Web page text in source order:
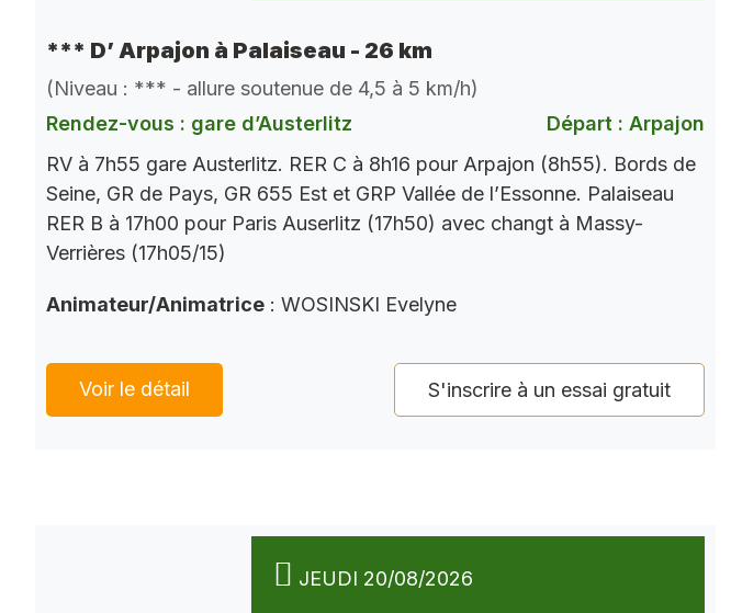
*** D’ Arpajon à Palaiseau - 26 km
(Niveau : *** - allure soutenue de 4,5 à 5 km/h)
Rendez-vous : gare d’Austerlitz
Départ : Arpajon
RV à 7h55 gare Austerlitz. RER C à 8h16 pour Arpajon (8h55). Bords de
Seine, GR de Pays, GR 655 Est et GRP Vallée de l’Essonne. Palaiseau
RER B à 17h00 pour Paris Auserlitz (17h50) avec changt à Massy-
Verrières (17h05/15)
Animateur/Animatrice : WOSINSKI Evelyne
Voir le détail S'inscrire à un essai gratuit
JEUDI 20/08/2026